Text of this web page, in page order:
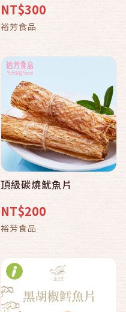
NT$300
裕芳食品
頂級碳燒魷魚片
NT$200
裕芳食品